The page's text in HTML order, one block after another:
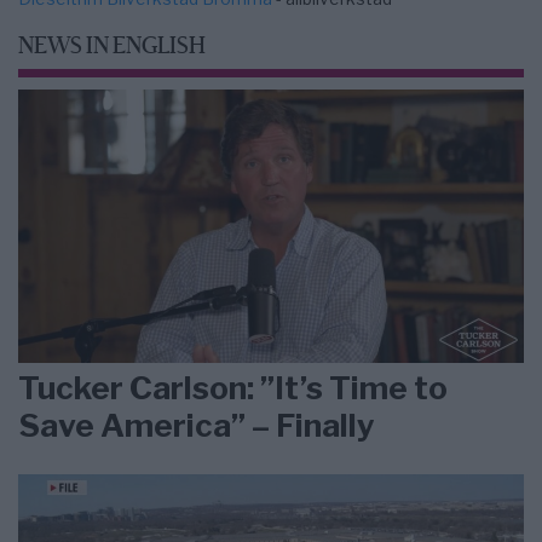
NEWS IN ENGLISH
Tucker Carlson: ”It’s Time to
Save America” – Finally